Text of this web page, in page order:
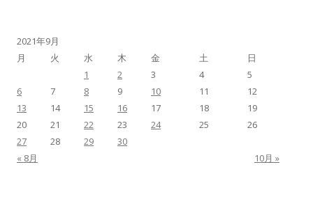
2021年9月
月
火 水 木 金 土 日
« 8月 10月 »
1 2 3 4
5
6
7 8 9 10 11
12
13
14 15 16 17 18
19
20
21 22 23 24 25
26
27
28 29 30